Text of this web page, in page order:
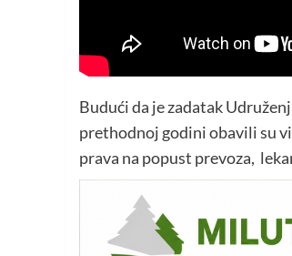
Budući da je zadatak
prethodnoj godini obavili su
prava na popust prevoza,